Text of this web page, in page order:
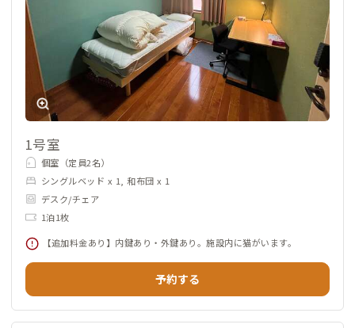
1号室
個室（定員2名）
シングルベッド x 1, 和布団 x 1
デスク/チェア
1泊1枚
【追加料金あり】内鍵あり・外鍵あり。施設内に猫がいます。
予約する